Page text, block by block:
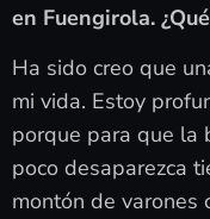
en Fuengirola.
Ha sido creo que
mi vida. Estoy
porque para que la
poco desaparezca
montón de varones